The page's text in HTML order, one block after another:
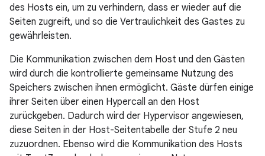
des Hosts ein, um zu verhindern, dass er wieder auf die
Seiten zugreift, und so die Vertraulichkeit des Gastes zu
gewährleisten.
Die Kommunikation zwischen dem Host und den Gästen
wird durch die kontrollierte gemeinsame Nutzung des
Speichers zwischen ihnen ermöglicht. Gäste dürfen einige
ihrer Seiten über einen Hypercall an den Host
zurückgeben. Dadurch wird der Hypervisor angewiesen,
diese Seiten in der Host-Seitentabelle der Stufe 2 neu
zuzuordnen. Ebenso wird die Kommunikation des Hosts